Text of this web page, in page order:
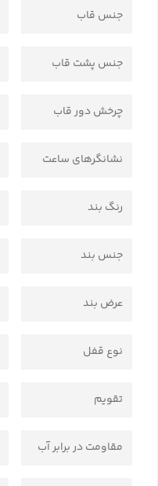
جنس قاب
جنس پشت قاب
چرخش دور قاب
نشانگرهای ساعت
رنگ بند
جنس بند
عرض بند
نوع قفل
تقویم
مقاومت در برابر آب